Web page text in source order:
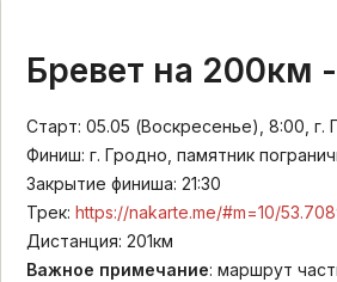
Бревет на 200км
Старт: 05.05 (Воскресенье), 8:00, г.
Финиш: г. Гродно, памятник
Закрытие финиша: 21:30
Трек:https://nakarte.me/#m=10/
Дистанция: 201км
Важное примечание: маршрут